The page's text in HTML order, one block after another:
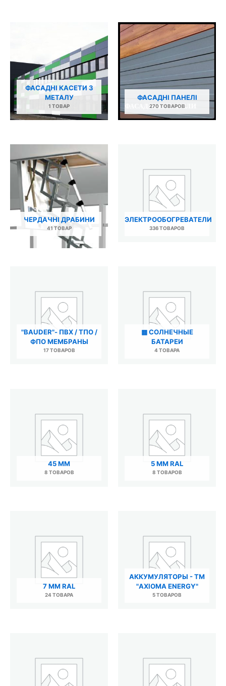
ФАСАДНІ КАСЕТИ З
МЕТАЛУ
1 ТОВАР
ФАСАДНІ ПАНЕЛІ
270 ТОВАРОВ
ЧЕРДАЧНІ ДРАБИНИ
41 ТОВАР
ЭЛЕКТРООБОГРЕВАТЕЛИ
336 ТОВАРОВ
"BAUDER"- ПВХ / ТПО /
ФПО МЕМБРАНЫ
17 ТОВАРОВ
▩ СОЛНЕЧНЫЕ
БАТАРЕИ
4 ТОВАРА
45 ММ
8 ТОВАРОВ
5 ММ RAL
8 ТОВАРОВ
7 ММ RAL
24 ТОВАРА
АККУМУЛЯТОРЫ - ТМ
"AXIOMA ENERGY"
5 ТОВАРОВ